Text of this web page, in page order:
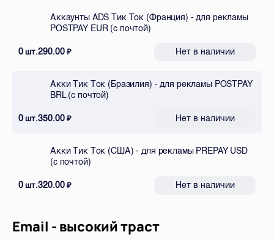
Аккаунты ADS Тик Ток (Франция) - для рекламы
POSTPAY EUR (с почтой)
0шт.290.00₽ Нет в наличии
Акки Тик Ток (Бразилия) - для рекламы POSTPAY
BRL (с почтой)
0шт.350.00₽ Нет в наличии
Акки Тик Ток (США) - для рекламы PREPAY USD
(с почтой)
0шт.320.00₽ Нет в наличии
Email - высокий траст